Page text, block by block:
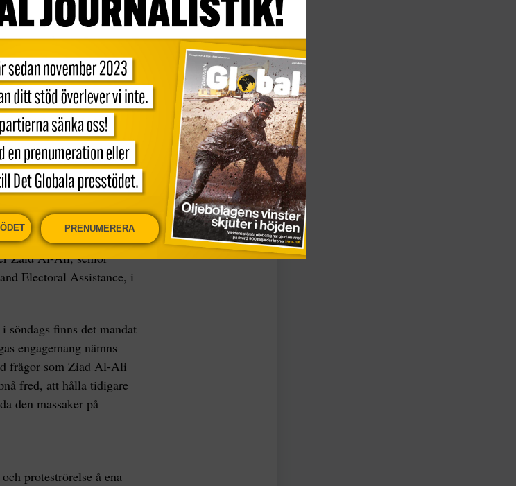
även känd som
i huvudstaden
unionen.
och regering
kommer att undertecknas
ska medlemmarna,
20 augusti ska en
den 28 augusti.
och hållet landets
demokratiskt,
Zaid Al-Ali, senior
Electoral Assistance, i
söndags finns det mandat
engagemang nämns
frågor som Ziad Al-Ali
fred, att hålla tidigare
den massaker på
proteströrelse å ena
PRENUMERERA